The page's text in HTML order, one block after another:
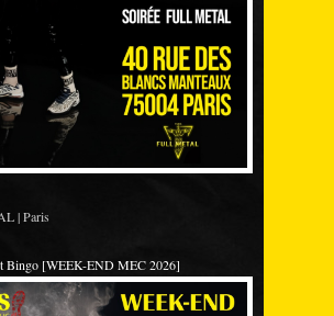
| Paris
Bingo [WEEK-END MEC 2026]